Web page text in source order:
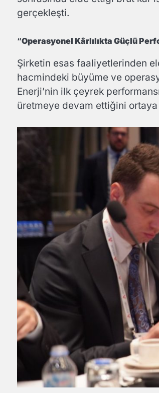
gerçekleşti.
“Operasyonel Kârlılıkta Güçlü
Şirketin esas faaliyetlerinden
hacmindeki büyüme ve
Enerji’nin ilk çeyrek
üretmeye devam ettiğini